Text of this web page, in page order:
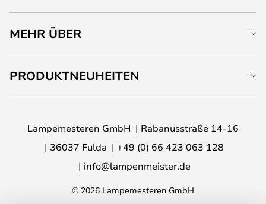
MEHR ÜBER
PRODUKTNEUHEITEN
Lampemesteren GmbH
Rabanusstraße 14-16
36037 Fulda
+49 (0) 66 423 063 128
info@lampenmeister.de
© 2026 Lampemesteren GmbH